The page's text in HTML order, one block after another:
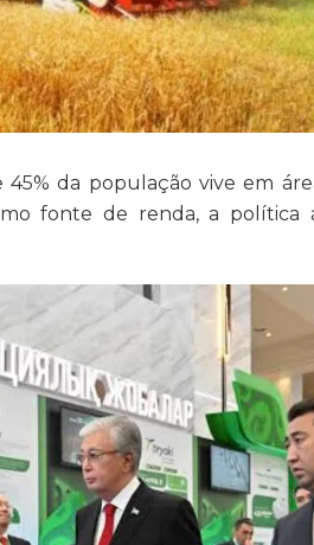
45% da população vive em
fonte de renda, a política